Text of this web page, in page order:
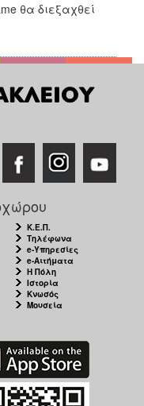
θα διεξαχθεί
Κ.Ε.Π.
Τηλέφωνα
e-Υπηρεσίες
e-Αιτήματα
Η Πόλη
Ιστορία
Κνωσός
Μουσεία